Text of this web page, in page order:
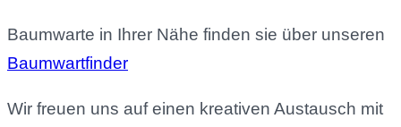
Baumwarte in Ihrer Nähe finden sie über unseren
Baumwartfinder
Wir freuen uns auf einen kreativen Austausch mit